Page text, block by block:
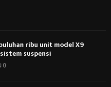
ribu unit model X9
suspensi
0